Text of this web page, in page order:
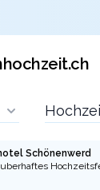
Schönenwerd